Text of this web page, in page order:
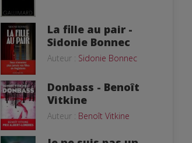
La fille au pair -
Sidonie Bonnec
Auteur : Sidonie Bonnec
Donbass - Benoît
Vitkine
Auteur : Benoît Vitkine